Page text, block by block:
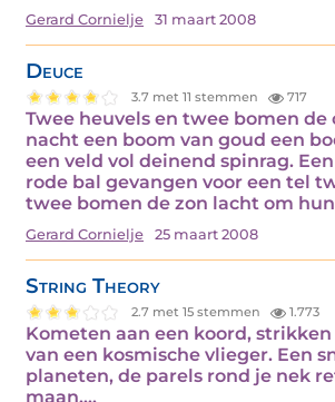
Gerard Cornielje 31 maart 2008
Deuce
3.7 met 11 stemmen 717
Twee heuvels en twee bomen de
nacht een boom van goud een
een veld vol deinend spinrag.
rode bal gevangen voor een tel
twee bomen de zon lacht om
Gerard Cornielje 25 maart 2008
String Theory
2.7 met 15 stemmen 1.773
Kometen aan een koord,
van een kosmische vlieger. Een
planeten, de parels rond je nek
maan.…